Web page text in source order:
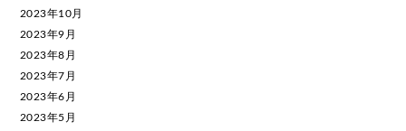
2023年10月
2023年9月
2023年8月
2023年7月
2023年6月
2023年5月